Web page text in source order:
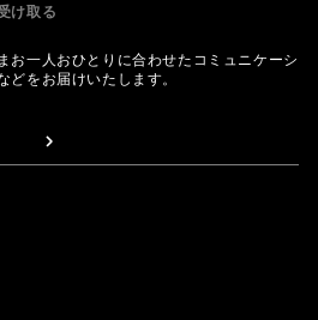
け取る
お一人おひとりに合わせたコミュニケーシ
どをお届けいたします。